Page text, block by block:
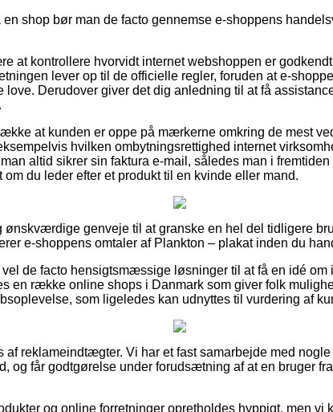
shop bør man de facto gennemse e-shoppens
at kontrollere hvorvidt internet webshoppen er
lever op til de officielle regler, foruden at e-
Derudover giver det dig anledning til at få
at kunden er oppe på mærkerne omkring de mest
hvilken ombytningsrettighed internet
altid sikrer sin faktura e-mail, således man i
du leder efter et produkt til en kvinde eller mand.
ønskværdige genveje til at granske en hel del tidligere
e-shoppens omtaler af Plankton – plakat inden du
de facto hensigtsmæssige løsninger til at få en idé om
en række online shops i Danmark som giver folk
som ligeledes kan udnyttes til vurdering af
af reklameindtægter. Vi har et fast samarbejde med
og får godtgørelse under forudsætning af at en bruger
og online forretninger opretholdes hyppigt, men vi